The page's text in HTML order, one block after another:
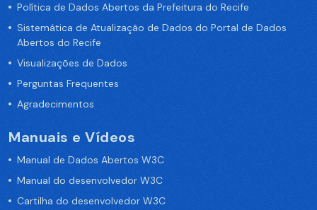
Política de Dados Abertos da Prefeitura do Recife
Sistemática de Atualização de Dados do Portal de Dados
Abertos do Recife
Visualizações de Dados
Perguntas Frequentes
Agradecimentos
Manuais e Vídeos
Manual de Dados Abertos W3C
Manual do desenvolvedor W3C
Cartilha do desenvolvedor W3C